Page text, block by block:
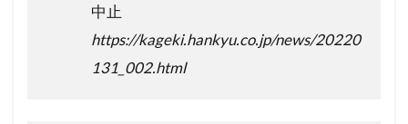
中止
https://kageki.hankyu.co.jp/news/20220
131_002.html